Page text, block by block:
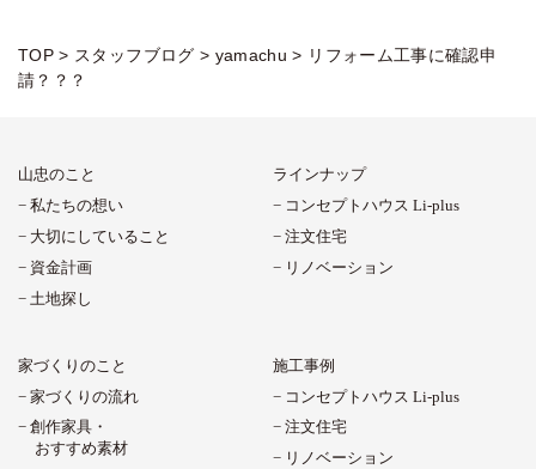
TOP > スタッフブログ > yamachu > リフォーム工事に確認申
請？？？
山忠のこと
私たちの想い
大切にしていること
資金計画
土地探し
ラインナップ
コンセプトハウス Li-plus
注文住宅
リノベーション
家づくりのこと
家づくりの流れ
創作家具・
おすすめ素材
施工事例
コンセプトハウス Li-plus
注文住宅
リノベーション